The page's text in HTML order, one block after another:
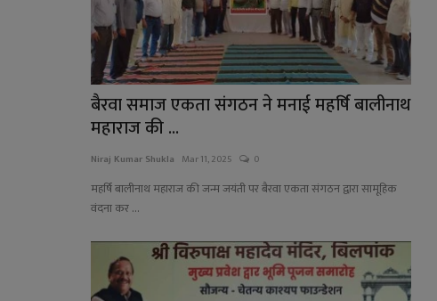
बैरवा समाज एकता संगठन ने मनाई महर्षि बालीनाथ
महाराज की ...
Niraj Kumar Shukla Mar 11, 2025 0
महर्षि बालीनाथ महाराज की जन्म जयंती पर बैरवा एकता संगठन द्वारा सामूहिक
वंदना कर ...